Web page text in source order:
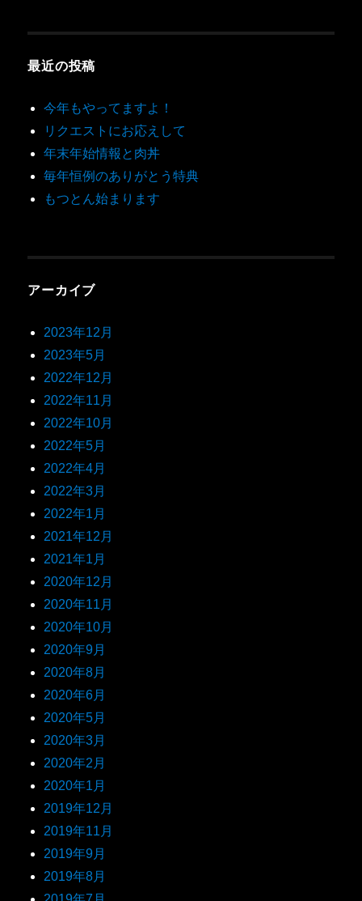
最近の投稿
今年もやってますよ！
リクエストにお応えして
年末年始情報と肉丼
毎年恒例のありがとう特典
もつとん始まります
アーカイブ
2023年12月
2023年5月
2022年12月
2022年11月
2022年10月
2022年5月
2022年4月
2022年3月
2022年1月
2021年12月
2021年1月
2020年12月
2020年11月
2020年10月
2020年9月
2020年8月
2020年6月
2020年5月
2020年3月
2020年2月
2020年1月
2019年12月
2019年11月
2019年9月
2019年8月